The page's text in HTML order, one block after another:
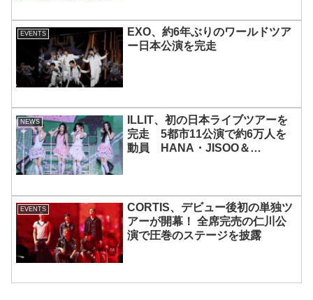
EVENTS
EXO、約6年ぶりのワールドツア
ー日本公演を完走
NEWS
ILLIT、初の日本ライブツアーを
完走 5都市11公演で約6万人を
動員 HANA・JISOO＆
EVENTS
CORTIS、デビュー後初の単独ツ
アーが開幕！ 全席完売の仁川公
演で圧巻のステージを披露